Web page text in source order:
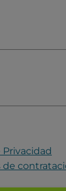
Privacidad
de